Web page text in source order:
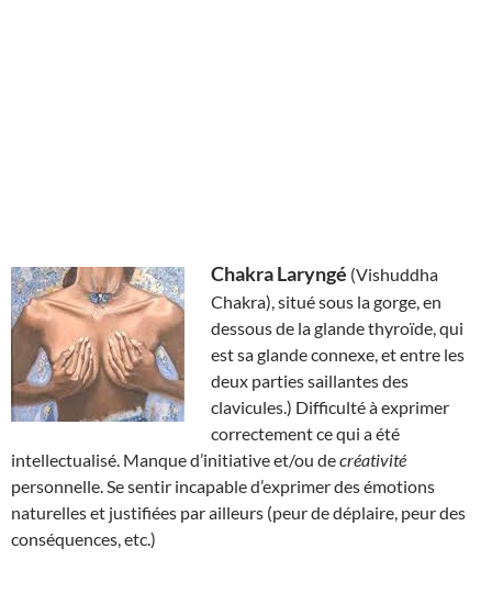
Chakra Laryngé (Vishuddha
Chakra), situé sous la gorge, en
dessous de la glande thyroïde, qui
est sa glande connexe, et entre les
deux parties saillantes des
clavicules.) Difficulté à exprimer
correctement ce qui a été
intellectualisé. Manque d’initiative et/ou decréativité
personnelle. Se sentir incapable d’exprimer des émotions
naturelles et justifiées par ailleurs (peur de déplaire, peur des
conséquences, etc.)